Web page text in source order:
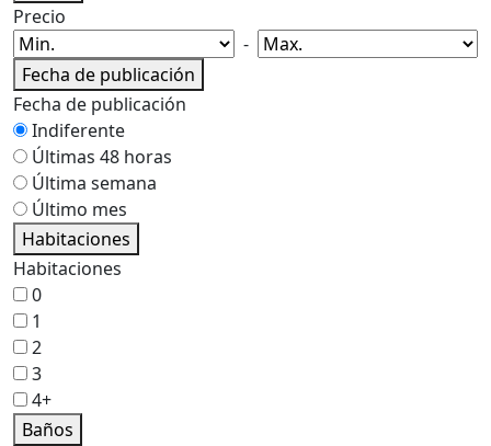
Precio
-
Fecha de publicación
Fecha de publicación
Indiferente
Últimas 48 horas
Última semana
Último mes
Habitaciones
Habitaciones
0
1
2
3
4+
Baños